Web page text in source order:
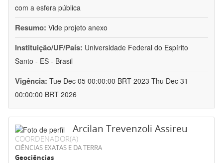
com a esfera pública
Resumo: Vide projeto anexo
Instituição/UF/País: Universidade Federal do Espírito
Santo - ES - Brasil
Vigência: Tue Dec 05 00:00:00 BRT 2023-Thu Dec 31
00:00:00 BRT 2026
Arcilan Trevenzoli Assireu
COORDENADOR(A)
CIÊNCIAS EXATAS E DA TERRA
Geociências